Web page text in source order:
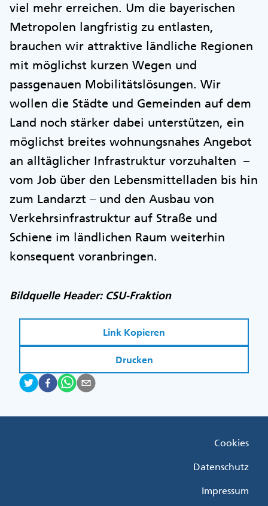
viel mehr erreichen. Um die bayerischen
Metropolen langfristig zu entlasten,
brauchen wir attraktive ländliche Regionen
mit möglichst kurzen Wegen und
passgenauen Mobilitätslösungen. Wir
wollen die Städte und Gemeinden auf dem
Land noch stärker dabei unterstützen, ein
möglichst breites wohnungsnahes Angebot
an alltäglicher Infrastruktur vorzuhalten –
vom Job über den Lebensmittelladen bis hin
zum Landarzt – und den Ausbau von
Verkehrsinfrastruktur auf Straße und
Schiene im ländlichen Raum weiterhin
konsequent voranbringen.
Bildquelle Header: CSU-Fraktion
Link Kopieren
Drucken
Cookies
Datenschutz
Impressum